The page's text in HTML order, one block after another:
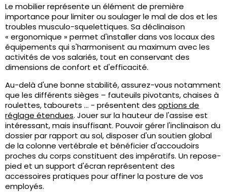
Le mobilier représente un élément de première
importance pour limiter ou soulager le mal de dos et les
troubles musculo-squelettiques. Sa déclinaison
« ergonomique » permet d'installer dans vos locaux des
équipements qui s'harmonisent au maximum avec les
activités de vos salariés, tout en conservant des
dimensions de confort et d'efficacité.
Au-delà d'une bonne stabilité, assurez-vous notamment
que les différents sièges – fauteuils pivotants, chaises à
roulettes, tabourets ... - présentent des options de
réglage étendues. Jouer sur la hauteur de l'assise est
intéressant, mais insuffisant. Pouvoir gérer l'inclinaison du
dossier par rapport au sol, disposer d'un soutien global
de la colonne vertébrale et bénéficier d'accoudoirs
proches du corps constituent des impératifs. Un repose-
pied et un support d'écran représentent des
accessoires pratiques pour affiner la posture de vos
employés.